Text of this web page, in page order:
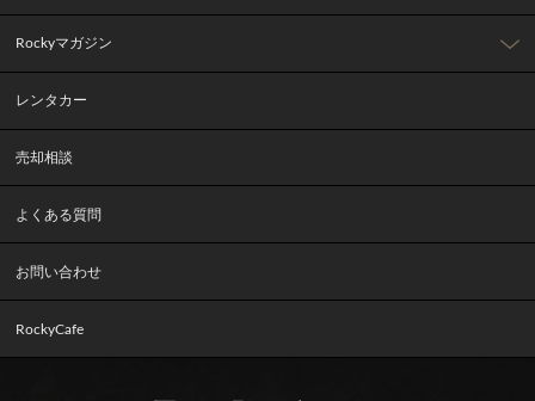
Rockyマガジン
レンタカー
売却相談
よくある質問
お問い合わせ
RockyCafe